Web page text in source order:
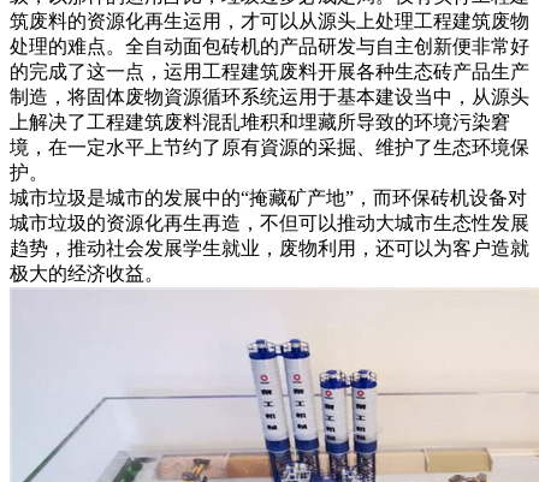
筑废料的资源化再生运用，才可以从源头上处理工程建筑废物
处理的难点。全自动面包砖机的产品研发与自主创新便非常好
的完成了这一点，运用工程建筑废料开展各种生态砖产品生产
制造，将固体废物資源循环系统运用于基本建设当中，从源头
上解决了工程建筑废料混乱堆积和埋藏所导致的环境污染窘
境，在一定水平上节约了原有資源的采掘、维护了生态环境保
护。
城市垃圾是城市的发展中的“掩藏矿产地”，而环保砖机设备对
城市垃圾的资源化再生再造，不但可以推动大城市生态性发展
趋势，推动社会发展学生就业，废物利用，还可以为客户造就
极大的经济收益。